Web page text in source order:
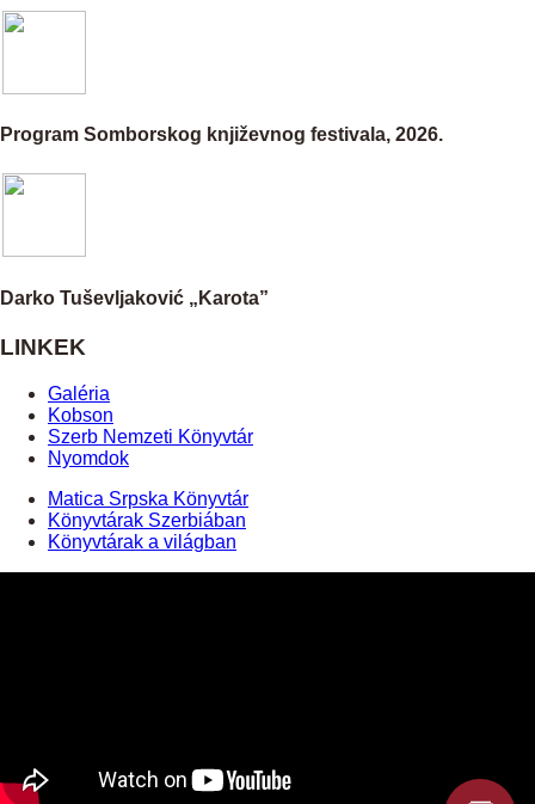
Program Somborskog književnog festivala, 2026.
Darko Tuševljaković „Karota”
LINKEK
Galéria
Kobson
Szerb Nemzeti Könyvtár
Nyomdok
Matica Srpska Könyvtár
Könyvtárak Szerbiában
Könyvtárak a világban